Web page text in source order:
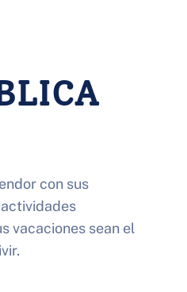
con sus
vacaciones sean el